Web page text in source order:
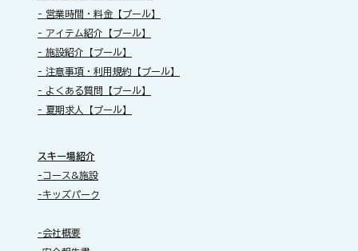
- 営業時間・料金【プール】
- アイテム紹介【プール】
- 施設紹介【プール】
- 注意事項・利用規約【プール】
- よくある質問【プール】
- 夏期求人【プール】
スキー場紹介
-コース&施設
-キッズパーク
-会社概要